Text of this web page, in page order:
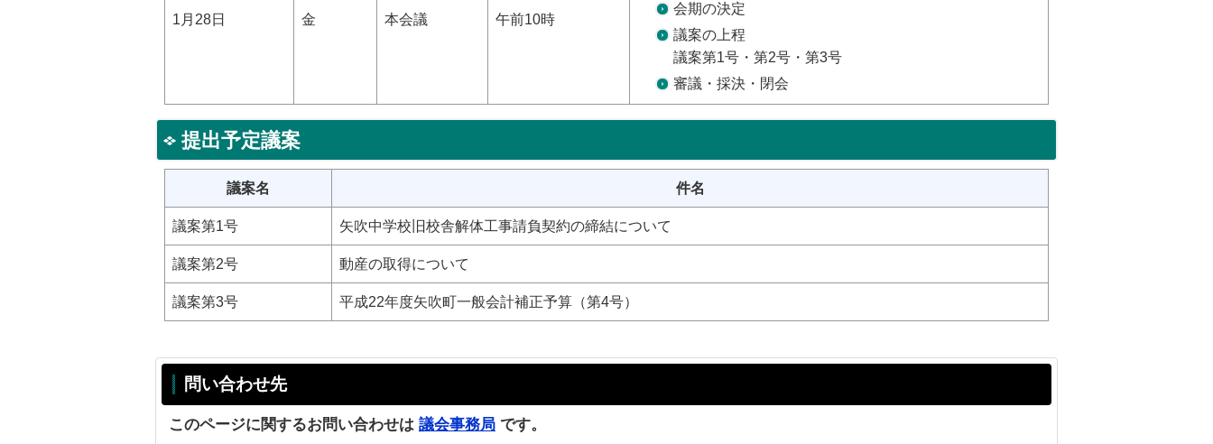
1月28日 金 本会議 午前10時
会期の決定
議案の上程
議案第1号・第2号・第3号
審議・採決・閉会
提出予定議案
議案名 件名
議案第1号 矢吹中学校旧校舎解体工事請負契約の締結について
議案第2号 動産の取得について
議案第3号 平成22年度矢吹町一般会計補正予算（第4号）
問い合わせ先
このページに関するお問い合わせは 議会事務局 です。